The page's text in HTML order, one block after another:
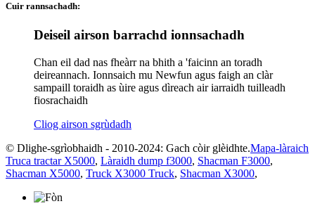
Cuir rannsachadh:
Deiseil airson barrachd ionnsachadh
Chan eil dad nas fheàrr na bhith a 'faicinn an toradh
deireannach. Ionnsaich mu Newfun agus faigh an clàr
sampaill toraidh as ùire agus dìreach air iarraidh tuilleadh
fiosrachaidh
Cliog airson sgrùdadh
© Dlighe-sgrìobhaidh - 2010-2024: Gach còir glèidhte.Mapa-làraich
Truca tractar X5000, Làraidh dump f3000, Shacman F3000,
Shacman X5000, Truck X3000 Truck, Shacman X3000,